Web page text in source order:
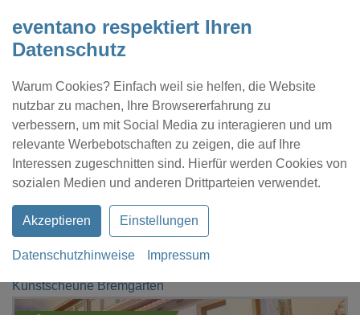
eventano respektiert Ihren
Datenschutz
Warum Cookies? Einfach weil sie helfen, die Website
nutzbar zu machen, Ihre Browsererfahrung zu
verbessern, um mit Social Media zu interagieren und um
relevante Werbebotschaften zu zeigen, die auf Ihre
Interessen zugeschnitten sind. Hierfür werden Cookies von
sozialen Medien und anderen Drittparteien verwendet.
Akzeptieren Einstellungen
Datenschutzhinweise Impressum
Kontakt Location eintragen Profil
Hartheim am Rhein
Kunstscheune Bremgarten